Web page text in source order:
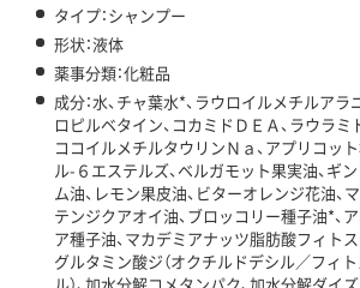
タイプ：シャンプー
形状：液体
薬事分類：化粧品
成分：水、チャ葉水*、ラウロイルメチルア
ロピルベタイン、コカミドＤＥＡ、ラウラミ
ココイルメチルタウリンＮａ、アプリコッ
ル-６エステルズ、ベルガモット果実油、ギ
ム油、レモン果皮油、ビターオレンジ花油、
テンジクアオイ油、ブロッコリー種子油*、
ア種子油、マカデミアナッツ脂肪酸フィト
グルタミン酸ジ（オクチルドデシル／フィ